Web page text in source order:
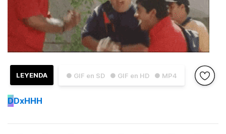
● GIF en SD ● GIF en HD ● MP4
LEYENDA
DDxHHH